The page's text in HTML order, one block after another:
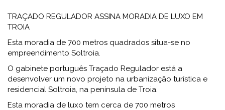
TRAÇADO REGULADOR ASSINA MORADIA DE LUXO EM
TROIA
Esta moradia de 700 metros quadrados situa-se no
empreendimento Soltroia.
O gabinete português Traçado Regulador está a
desenvolver um novo projeto na urbanização turística e
residencial Soltroia, na península de Troia.
Esta moradia de luxo tem cerca de 700 metros